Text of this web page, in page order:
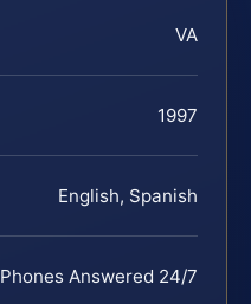
VA
1997
English, Spanish
Phones Answered 24/7